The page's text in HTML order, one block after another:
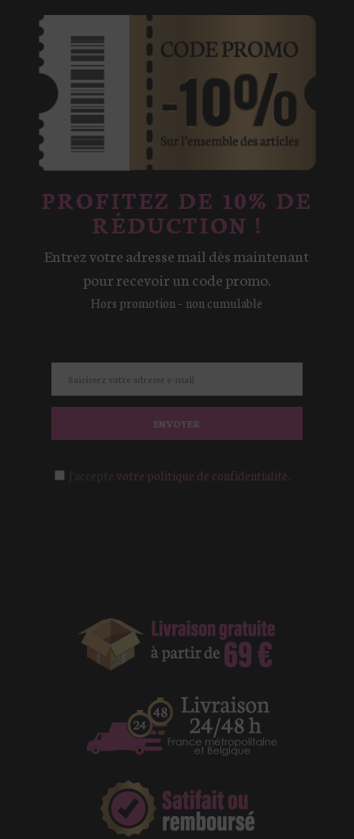
PROFITEZ DE 10% DE
RÉDUCTION !
Entrez votre adresse mail dès maintenant
pour recevoir un code promo.
Hors promotion – non cumulable
ENVOYER
votre politique de confidentialité.